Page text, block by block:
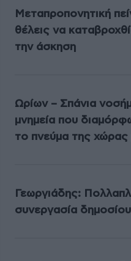
Μεταπροπονητική
θέλεις να
την άσκηση
Ωρίων – Σπάνια
μνημεία που
το πνεύμα της χώρας
Γεωργιάδης:
συνεργασία